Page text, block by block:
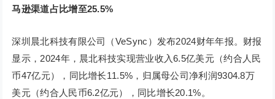
马逊渠道占比增至25.5%
深圳晨北科技有限公司（VeSync）发布2024财年年报。财报
显示，2024年，晨北科技实现营业收入6.5亿美元（约合人民
币47亿元），同比增长11.5%，归属母公司净利润9304.8万
美元（约合人民币6.2亿元），同比增长20.1%。